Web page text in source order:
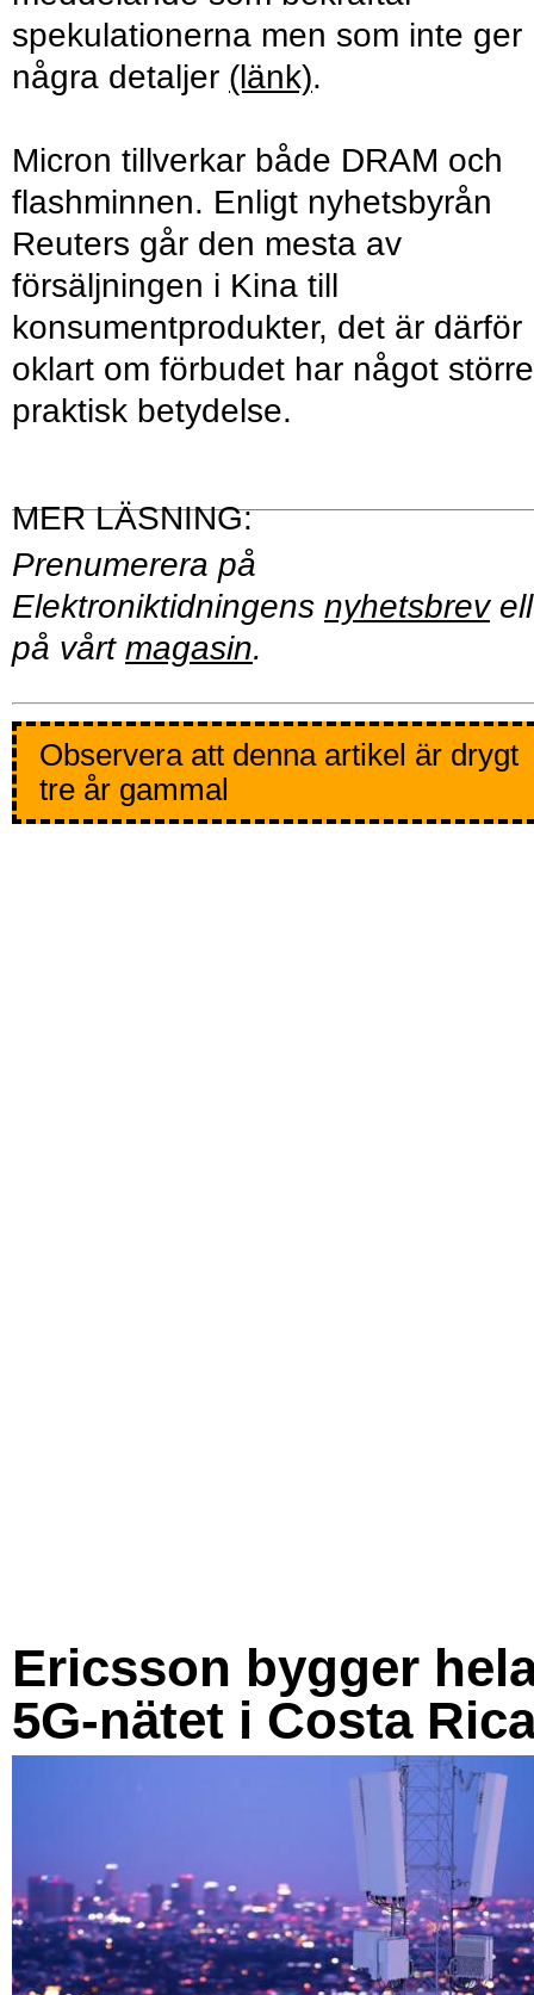
spekulationerna men som inte ger
några detaljer (länk).
Micron tillverkar både DRAM och
flashminnen. Enligt nyhetsbyrån
Reuters går den mesta av
försäljningen i Kina till
konsumentprodukter, det är därför
oklart om förbudet har något större
praktisk betydelse.
Prenumerera på
Elektroniktidningens nyhetsbrev
på vårt magasin.
Observera att denna artikel är drygt
tre år gammal
Ericsson bygger
5G-nätet i Costa